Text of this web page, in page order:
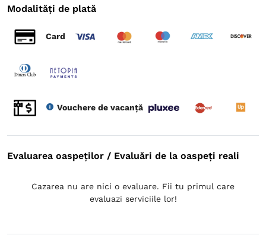
Modalități de plată
Card
Vouchere de vacanță
Evaluarea oaspeților / Evaluări de la oaspeți reali
Cazarea nu are nici o evaluare. Fii tu primul care
evaluazi serviciile lor!